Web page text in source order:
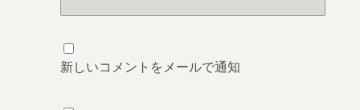
新しいコメントをメールで通知